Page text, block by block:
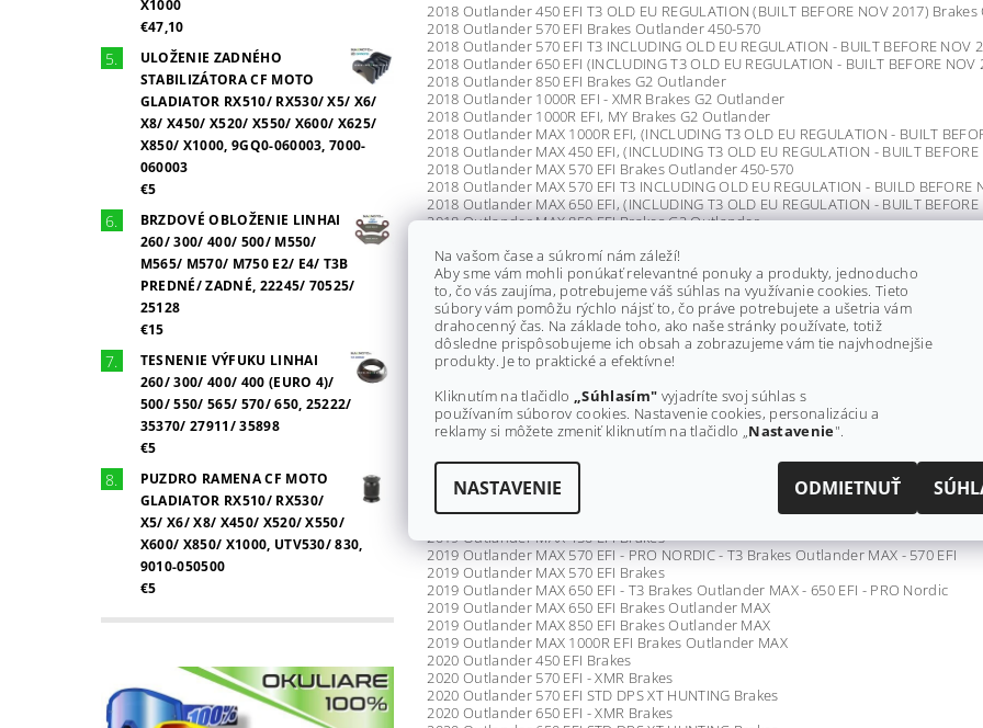
X1000
€47,10
ULOŽENIE ZADNÉHO
STABILIZÁTORA CF MOTO
GLADIATOR RX510/ RX530/ X5/ X6/
X8/ X450/ X520/ X550/ X600/ X625/
X850/ X1000, 9GQ0-060003, 7000-
060003
€5
BRZDOVÉ OBLOŽENIE LINHAI
260/ 300/ 400/ 500/ M550/
M565/ M570/ M750 E2/ E4/ T3B
PREDNÉ/ ZADNÉ, 22245/ 70525/
25128
€15
TESNENIE VÝFUKU LINHAI
260/ 300/ 400/ 400 (EURO 4)/
500/ 550/ 565/ 570/ 650, 25222/
35370/ 27911/ 35898
€5
PUZDRO RAMENA CF MOTO
GLADIATOR RX510/ RX530/
X5/ X6/ X8/ X450/ X520/ X550/
X600/ X850/ X1000, UTV530/ 830,
9010-050500
€5
2018 Outlander 450 EFI T3 OLD EU REGULATION (BUILT BEFORE NOV 2017)
2018 Outlander 570 EFI Brakes Outlander 450-570
2018 Outlander 570 EFI T3 INCLUDING OLD EU REGULATION - BUILT BEFORE
2018 Outlander 650 EFI (INCLUDING T3 OLD EU REGULATION - BUILT BEFORE
2018 Outlander 850 EFI Brakes G2 Outlander
2018 Outlander 1000R EFI - XMR Brakes G2 Outlander
2018 Outlander 1000R EFI, MY Brakes G2 Outlander
2018 Outlander MAX 1000R EFI, (INCLUDING T3 OLD EU REGULATION - BUILT
2018 Outlander MAX 450 EFI, (INCLUDING T3 OLD EU REGULATION - BUILT
2018 Outlander MAX 570 EFI Brakes Outlander 450-570
2018 Outlander MAX 570 EFI T3 INCLUDING OLD EU REGULATION - BUILD
2018 Outlander MAX 650 EFI, (INCLUDING T3 OLD EU REGULATION - BUILT
2018 Outlander MAX 850 EFI Brakes G2 Outlander
2018 Outlander T3 570 EFI (3FJD) Brakes Without ABS
2018 Outlander T3 570 EFI Brakes Without ABS
2018 Outlander T3 650 EFI Brakes Without ABS
2018 Outlander T3 MAX 1000 EFI Brakes Without ABS
2018 Outlander T3 MAX 570 EFI Brakes Without ABS
2018 Outlander T3 MAX 570 EFI PRO (3SJC) Brakes Without ABS
2018 Outlander T3 MAX 650 EFI Brakes Without ABS
2019 Outlander 450 EFI Brakes
2019 Outlander 570 EFI - DPS_PRO - T3 Brakes - Except DPS
2019 Outlander 570 EFI - PRO NORDIC - T3 Brakes Outlander - 570 EFI
2019 Outlander 650 EFI - T3 Brakes Outlander - 650 EFI - PRO Nordic
2019 Outlander 650 EFI Brakes Outlander - 650 EFI
2019 Outlander 1000R EFI Brakes Outlander - 1000R EFI
2019 Outlander MAX 450 EFI Brakes
2019 Outlander MAX 570 EFI - PRO NORDIC - T3 Brakes Outlander MAX - 570 EFI
2019 Outlander MAX 570 EFI Brakes
2019 Outlander MAX 650 EFI - T3 Brakes Outlander MAX - 650 EFI - PRO Nordic
2019 Outlander MAX 650 EFI Brakes Outlander MAX
2019 Outlander MAX 850 EFI Brakes Outlander MAX
2019 Outlander MAX 1000R EFI Brakes Outlander MAX
2020 Outlander 450 EFI Brakes
2020 Outlander 570 EFI - XMR Brakes
2020 Outlander 570 EFI STD DPS XT HUNTING Brakes
2020 Outlander 650 EFI - XMR Brakes
Na vašom čase a súkromí nám záleží!
Aby sme vám mohli ponúkať relevantné ponuky a produkty, jednoducho
to, čo vás zaujíma, potrebujeme váš súhlas na využívanie cookies. Tieto
súbory vám pomôžu rýchlo nájsť to, čo práve potrebujete a ušetria vám
drahocenný čas. Na základe toho, ako naše stránky používate, totiž
dôsledne prispôsobujeme ich obsah a zobrazujeme vám tie najvhodnejšie
produkty. Je to praktické a efektívne!
Kliknutím na tlačidlo „Súhlasím" vyjadríte svoj súhlas s
používaním súborov cookies. Nastavenie cookies, personalizáciu a
reklamy si môžete zmeniť kliknutím na tlačidlo „Nastavenie".
NASTAVENIE ODMIETNUŤ